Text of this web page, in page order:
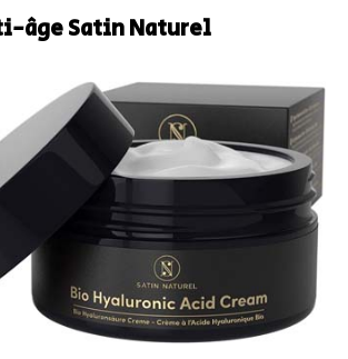
âge Satin Naturel